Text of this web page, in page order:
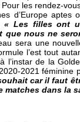
les rendez-
d’Europe aptes
« Les filles ont
nous ne
sera une
l’est tout
l’instar de la
2021 féminine
car il faut
matches dans la